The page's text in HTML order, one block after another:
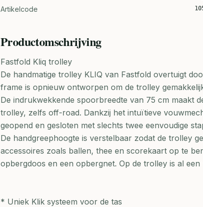
Artikelcode
Productomschrijving
Fastfold Kliq trolley
De handmatige trolley KLIQ van Fastfold overtuigt
frame is opnieuw ontworpen om de trolley
De indrukwekkende spoorbreedte van 75 cm maakt
trolley, zelfs off-road. Dankzij het intuïtieve
geopend en gesloten met slechts twee eenvoudige
De handgreephoogte is verstelbaar zodat de trolley
accessoires zoals ballen, thee en scorekaart op te
opbergdoos en een opbergnet. Op de trolley is al
* Uniek Klik systeem voor de tas